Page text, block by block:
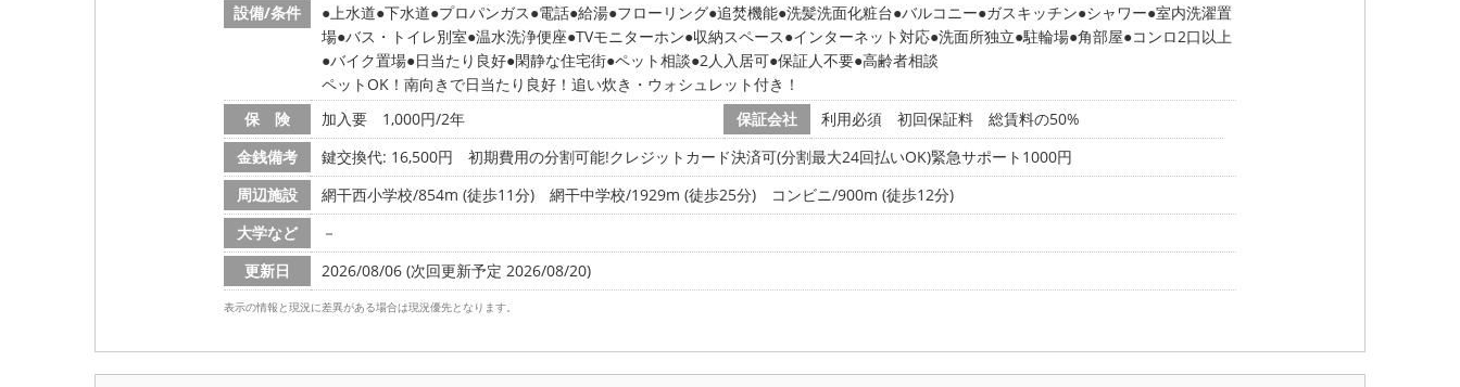
設備/条件
上水道 下水道 プロパンガス 電話 給湯 フローリング 追焚機能 洗髪洗面化粧台 バルコニー ガスキッチン シャワー 室内洗濯置
場 バス・トイレ別室 温水洗浄便座 TVモニターホン 収納スペース インターネット対応 洗面所独立 駐輪場 角部屋 コンロ2口以上
バイク置場 日当たり良好 閑静な住宅街 ペット相談 2人入居可 保証人不要 高齢者相談
ペットOK！南向きで日当たり良好！追い炊き・ウォシュレット付き！
保 険
加入要 1,000円/2年 保証会社
利用必須 初回保証料 総賃料の50%
金銭備考
鍵交換代: 16,500円
初期費用の分割可能!クレジットカード決済可(分割最大24回払いOK)緊急サポート1000円
周辺施設
網干西小学校/854m (徒歩11分) 網干中学校/1929m (徒歩25分)
コンビニ/900m (徒歩12分)
大学など
－
更新日
2026/08/06 (次回更新予定 2026/08/20)
表示の情報と現況に差異がある場合は現況優先となります。